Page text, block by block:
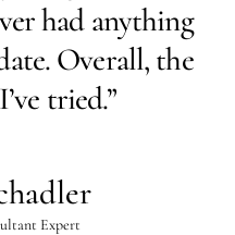
had anything
Overall, the
tried.”
Expert